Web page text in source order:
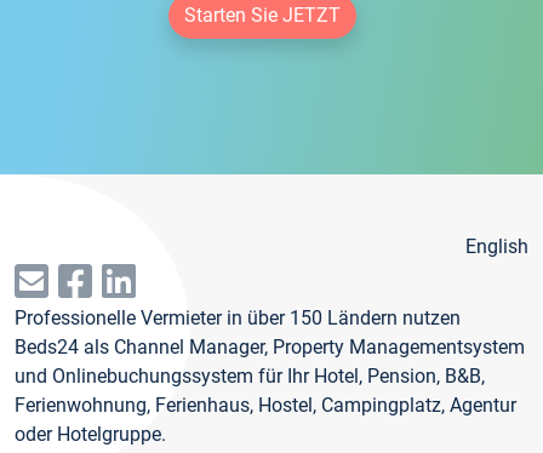
Starten Sie JETZT
English
Professionelle Vermieter in über 150 Ländern nutzen
Beds24 als Channel Manager, Property Managementsystem
und Onlinebuchungssystem für Ihr Hotel, Pension, B&B,
Ferienwohnung, Ferienhaus, Hostel, Campingplatz, Agentur
oder Hotelgruppe.